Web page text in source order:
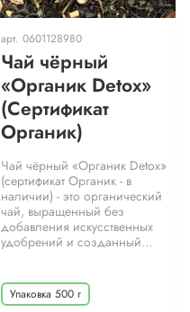
арт. 0601128980
Чай чёрный
«Органик Detox»
(Сертификат
Органик)
Чай чёрный «Органик Detox»
(сертификат Органик - в
наличии) - это органический
чай, выращенный без
добавления искусственных
удобрений и созданный...
Упаковка 500 г